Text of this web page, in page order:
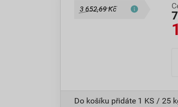
3 652,69 Kč
Do košíku přidáte 1 KS / 25